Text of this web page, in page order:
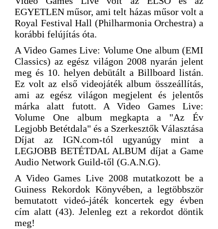
EGYETLEN műsor, ami telt házas műsor volt a
Royal Festival Hall (Philharmonia Orchestra) a
korábbi felújítás óta.
A Video Games Live: Volume One album (EMI
Classics) az egész világon 2008 nyarán jelent
meg és 10. helyen debütált a Billboard listán.
Ez volt az első videojáték album összeállítás,
ami az egész világon megjelent és jelentős
márka alatt futott. A Video Games Live:
Volume One album megkapta a "Az Év
Legjobb Betétdala" és a Szerkesztők Választása
Díjat az IGN.com-tól ugyanúgy mint a
LEGJOBB BETÉTDAL ALBUM díjat a Game
Audio Network Guild-től (G.A.N.G).
A Video Games Live 2008 mutatkozott be a
Guiness Rekordok Könyvében, a legtöbbször
bemutatott videó-játék koncertek egy évben
cím alatt (43). Jelenleg ezt a rekordot döntik
meg!